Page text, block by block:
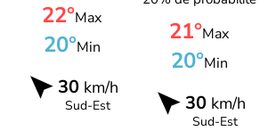
22°Max
20°Min
30km/h
Sud-Est
21°Max
20°Min
30km/h
Sud-Est